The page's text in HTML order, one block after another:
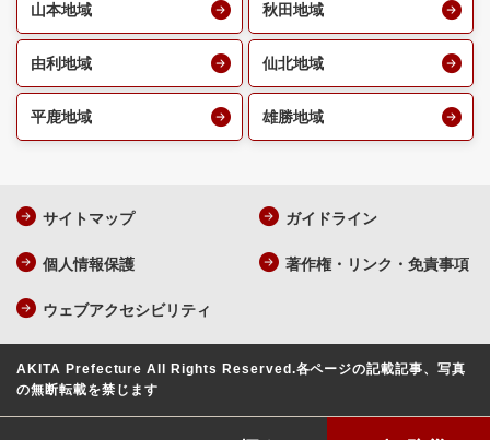
山本地域 秋田地域
由利地域 仙北地域
平鹿地域 雄勝地域
サイトマップ ガイドライン
個人情報保護 著作権・リンク・免責事項
ウェブアクセシビリティ
AKITA Prefecture All Rights Reserved.各ページの記載記事、写真
の無断転載を禁じます